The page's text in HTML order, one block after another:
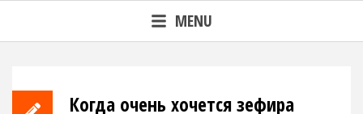
MENU
Когда очень хочется зефира